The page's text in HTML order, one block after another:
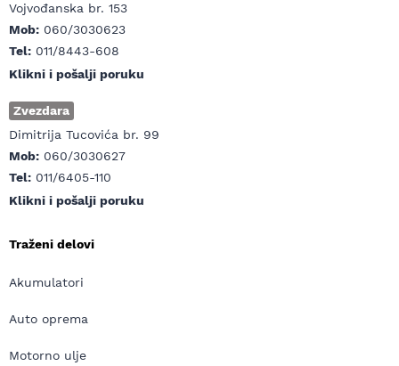
Vojvođanska br. 153
Mob: 060/3030623
Tel: 011/8443-608
Klikni i pošalji poruku
Zvezdara
Dimitrija Tucovića br. 99
Mob: 060/3030627
Tel: 011/6405-110
Klikni i pošalji poruku
Traženi delovi
Akumulatori
Auto oprema
Motorno ulje